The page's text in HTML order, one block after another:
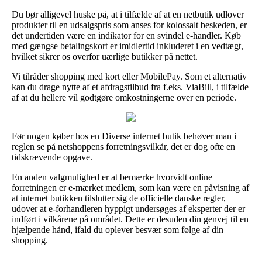
Du bør alligevel huske på, at i tilfælde af at en netbutik udlover
produkter til en udsalgspris som anses for kolossalt beskeden, er
det undertiden være en indikator for en svindel e-handler. Køb
med gængse betalingskort er imidlertid inkluderet i en vedtægt,
hvilket sikrer os overfor uærlige butikker på nettet.
Vi tilråder shopping med kort eller MobilePay. Som et alternativ
kan du drage nytte af et afdragstilbud fra f.eks. ViaBill, i tilfælde
af at du hellere vil godtgøre omkostningerne over en periode.
Før nogen køber hos en Diverse internet butik behøver man i
reglen se på netshoppens forretningsvilkår, det er dog ofte en
tidskrævende opgave.
En anden valgmulighed er at bemærke hvorvidt online
forretningen er e-mærket medlem, som kan være en påvisning af
at internet butikken tilslutter sig de officielle danske regler,
udover at e-forhandleren hyppigt undersøges af eksperter der er
indført i vilkårene på området. Dette er desuden din genvej til en
hjælpende hånd, ifald du oplever besvær som følge af din
shopping.